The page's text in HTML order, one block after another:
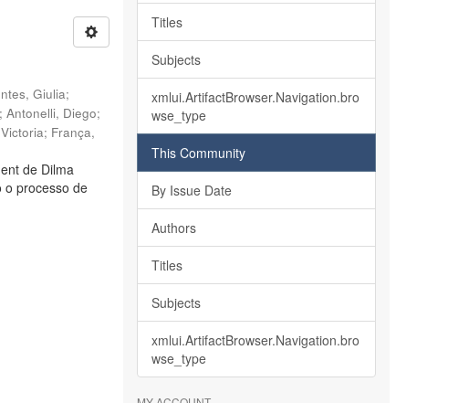
Giulia;
;Antonelli, Diego;
; França,
de Dilma
o processo de
Titles
Subjects
xmlui.ArtifactBrowser.Navigation.bro
wse_type
This Community
By Issue Date
Authors
Titles
Subjects
xmlui.ArtifactBrowser.Navigation.bro
wse_type